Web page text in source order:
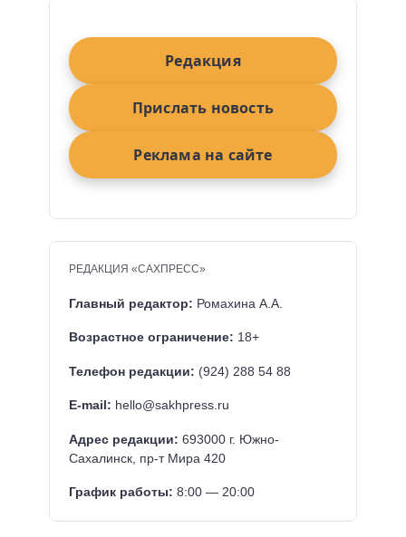
Редакция
Прислать новость
Реклама на сайте
РЕДАКЦИЯ «САХПРЕСС»
Главный редактор: Ромахина А.А.
Возрастное ограничение: 18+
Телефон редакции: (924) 288 54 88
E-mail: hello@sakhpress.ru
Адрес редакции: 693000 г. Южно-
Сахалинск, пр-т Мира 420
График работы: 8:00 — 20:00